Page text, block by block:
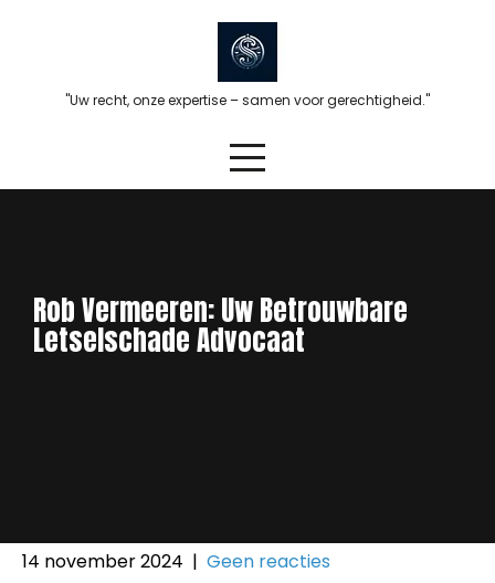
"Uw recht, onze expertise – samen voor gerechtigheid."
Rob Vermeeren: Uw Betrouwbare
Letselschade Advocaat
14 november 2024 | Geen reacties